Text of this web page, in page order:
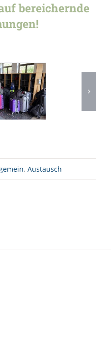
bereichernde
, Austausch